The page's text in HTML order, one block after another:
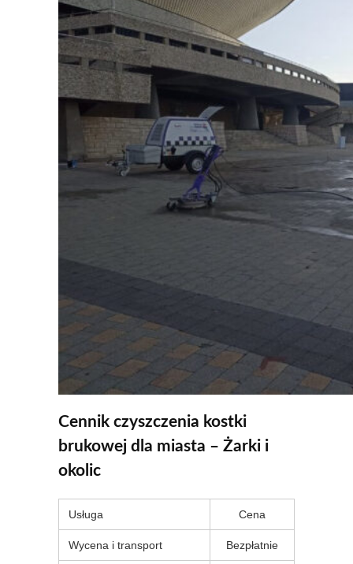
Cennik czyszczenia kostki
brukowej dla miasta – Żarki i
okolic
Usługa Cena
Wycena i transport Bezpłatnie